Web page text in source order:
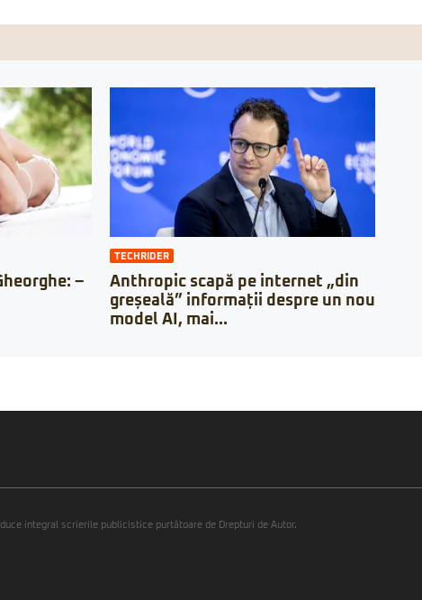
–
TECHRIDER
Anthropic scapă pe internet „din
greșeală” informații despre un nou
model AI, mai...
integral scrierile publicistice purtătoare de Drepturi de Autor.